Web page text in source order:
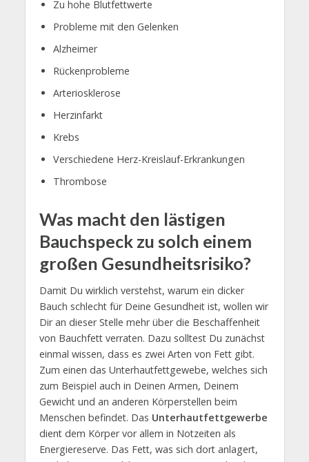
Zu hohe Blutfettwerte
Probleme mit den Gelenken
Alzheimer
Rückenprobleme
Arteriosklerose
Herzinfarkt
Krebs
Verschiedene Herz-Kreislauf-Erkrankungen
Thrombose
Was macht den lästigen
Bauchspeck zu solch einem
großen Gesundheitsrisiko?
Damit Du wirklich verstehst, warum ein dicker
Bauch schlecht für Deine Gesundheit ist, wollen wir
Dir an dieser Stelle mehr über die Beschaffenheit
von Bauchfett verraten. Dazu solltest Du zunächst
einmal wissen, dass es zwei Arten von Fett gibt.
Zum einen das Unterhautfettgewebe, welches sich
zum Beispiel auch in Deinen Armen, Deinem
Gewicht und an anderen Körperstellen beim
Menschen befindet. Das Unterhautfettgewerbe
dient dem Körper vor allem in Notzeiten als
Energiereserve. Das Fett, was sich dort anlagert,